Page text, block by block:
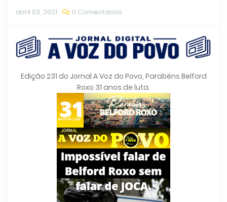
abril 03, 2021 0 Comentários
Edição 231 do Jornal A Voz do Povo, Parabéns Belford
Roxo 31 anos de luta.